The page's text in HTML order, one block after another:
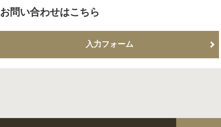
お問い合わせはこちら
入力フォーム